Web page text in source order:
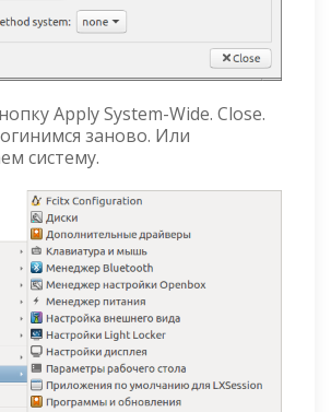
Apply System-Wide. Close.
заново. Или
систему.